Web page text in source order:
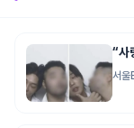
“사
서울